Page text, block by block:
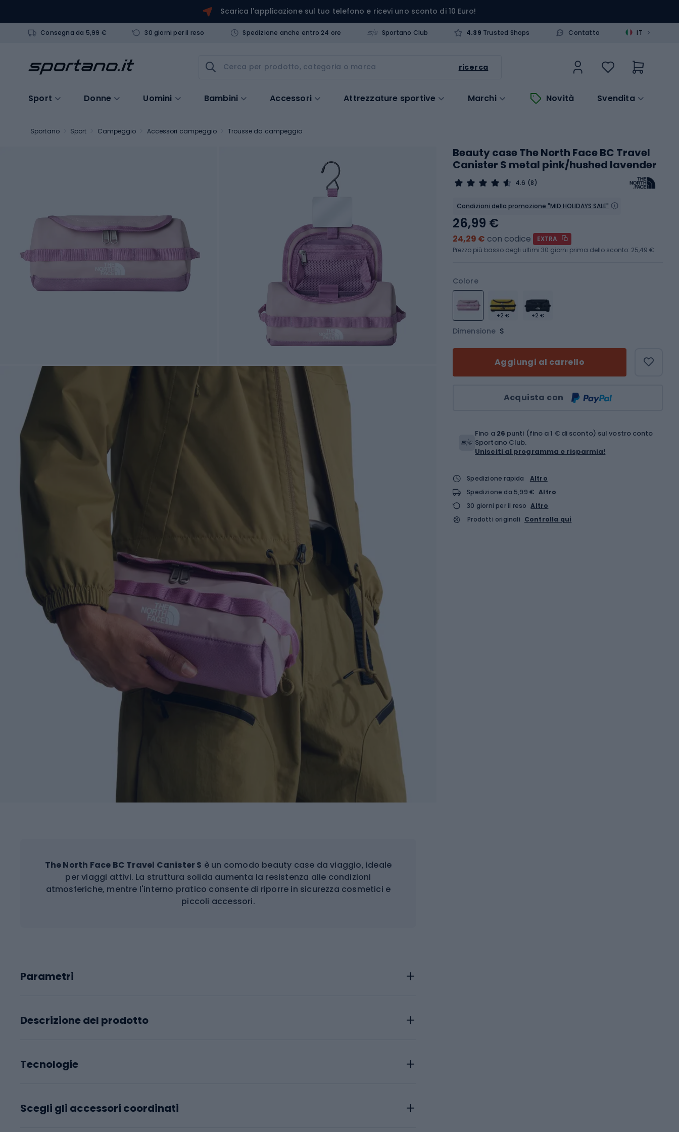
Scarica l'applicazione sul tuo telefono e ricevi uno sconto di 10 Euro!
Consegna da 5,99 € 30 giorni per il reso Spedizione anche entro 24 ore Sportano Club 4.39 Trusted Shops Contatto IT >
ricerca
Sport Donne Uomini Bambini Accessori Attrezzature sportive Marchi Novità Svendita
Sportano Sport Campeggio Accessori campeggio Trousse da campeggio
The North Face BC Travel Canister S è un comodo beauty case da viaggio, ideale
per viaggi attivi. La struttura solida aumenta la resistenza alle condizioni
atmosferiche, mentre l'interno pratico consente di riporre in sicurezza cosmetici e
piccoli accessori.
Parametri
Descrizione del prodotto
Tecnologie
Scegli gli accessori coordinati
Beauty case The North Face BC Travel
Canister S metal pink/hushed lavender
4.6 (8)
Condizioni della promozione "MID HOLIDAYS SALE"
Colore
+2 € +2 €
Dimensione S
Aggiungi al carrello
Acquista con
26,99 €
24,29 € con codice
EXTRA
Prezzo più basso degli ultimi 30 giorni prima dello sconto: 25,49 €
Fino a 26 punti (fino a 1 € di sconto) sul vostro conto
Sportano Club.
Unisciti al programma e risparmia!
Spedizione rapida
Altro
Spedizione da 5,99 € Altro
30 giorni per il reso Altro
Prodotti originali Controlla qui